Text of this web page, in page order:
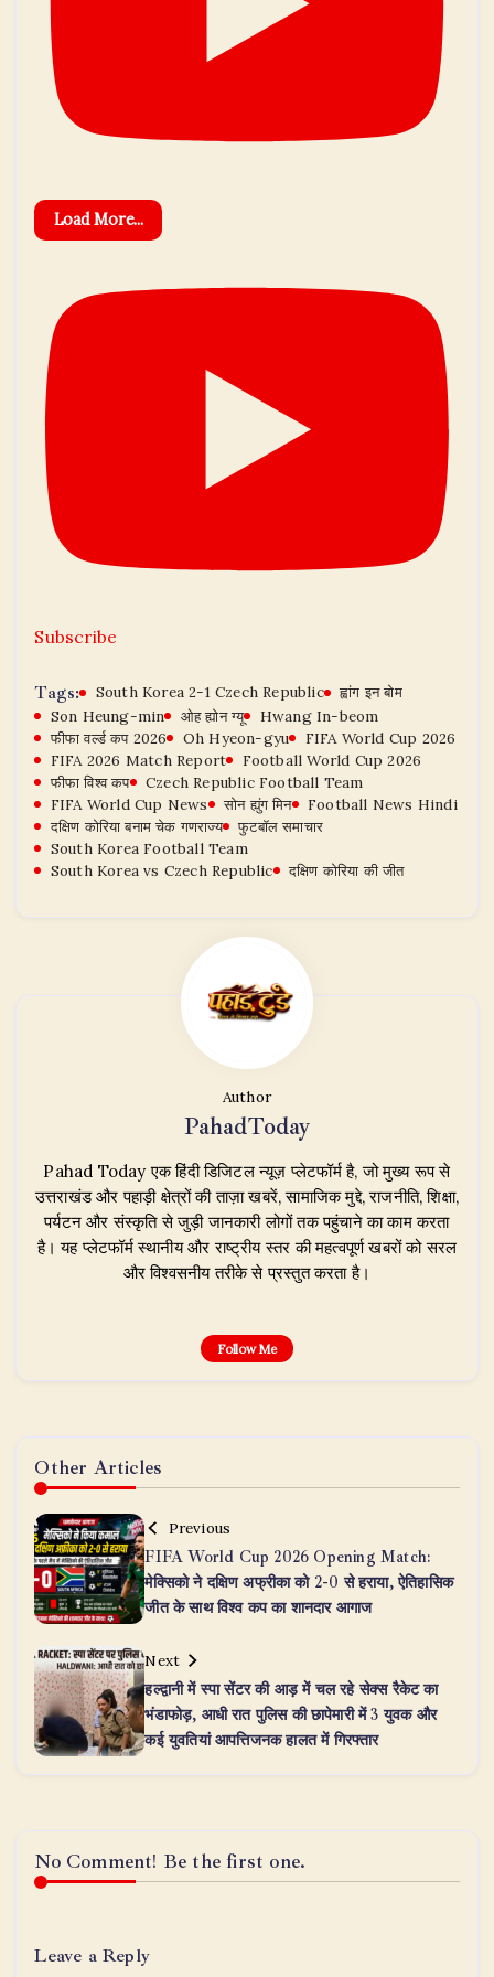
Load More...
Subscribe
Tags: South Korea 2-1 Czech Republic
ह्वांग इन बोम
Son Heung-min
ओह ह्योन ग्यू
Hwang In-beom
फीफा वर्ल्ड कप 2026
Oh Hyeon-gyu
FIFA World Cup 2026
FIFA 2026 Match Report
Football World Cup 2026
फीफा विश्व कप
Czech Republic Football Team
FIFA World Cup News
सोन ह्युंग मिन
Football News Hindi
दक्षिण कोरिया बनाम चेक गणराज्य
फुटबॉल समाचार
South Korea Football Team
South Korea vs Czech Republic
दक्षिण कोरिया की जीत
Author
PahadToday
Pahad Today एक हिंदी डिजिटल न्यूज़ प्लेटफॉर्म है, जो मुख्य रूप से
उत्तराखंड और पहाड़ी क्षेत्रों की ताज़ा खबरें, सामाजिक मुद्दे, राजनीति, शिक्षा,
पर्यटन और संस्कृति से जुड़ी जानकारी लोगों तक पहुंचाने का काम करता
है। यह प्लेटफॉर्म स्थानीय और राष्ट्रीय स्तर की महत्वपूर्ण खबरों को सरल
और विश्वसनीय तरीके से प्रस्तुत करता है।
Follow Me
Other Articles
Previous
FIFA World Cup 2026 Opening Match:
मेक्सिको ने दक्षिण अफ्रीका को 2-0 से हराया, ऐतिहासिक
जीत के साथ विश्व कप का शानदार आगाज
Next
​हल्द्वानी में स्पा सेंटर की आड़ में चल रहे सेक्स रैकेट का
भंडाफोड़, आधी रात पुलिस की छापेमारी में 3 युवक और
कई युवतियां आपत्तिजनक हालत में गिरफ्तार
No Comment! Be the first one.
Leave a Reply